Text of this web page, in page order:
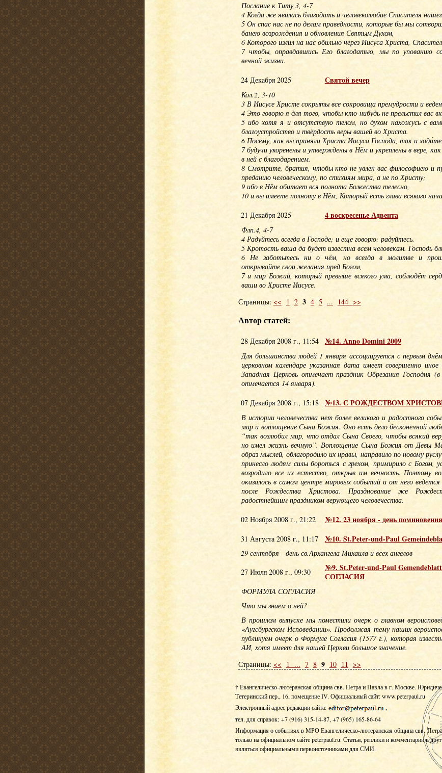
Послание к Титу 3, 4-7
4 Когда же явилась благодать и человеколюбие Спасителя
5 Он спас нас не по делам праведности, которые бы мы
банею возрождения и обновления Святым Духом,
6 Которого излил на нас обильно через Иисуса Христа,
7 чтобы, оправдавшись Его благодатью, мы по упованию
вечной жизни.
24 Декабря 2025
Святой вечер
Кол.2, 3-10
3 В Иисусе Христе сокрыты все сокровища премудрости и
4 Это говорю я для того, чтобы кто-нибудь не прельстил вас
5 ибо хотя я и отсутствую телом, но духом нахожусь с
благоустройство и твёрдость веры вашей во Христа.
6 Посему, как вы приняли Христа Иисуса Господа, так и
7 будучи укоренены и утверждены в Нём и укреплены в вере,
в ней с благодарением.
8 Смотрите, братия, чтобы кто не увлёк вас философиею и
преданию человеческому, по стихиям мира, а не по Христу;
9 ибо в Нём обитает вся полнота Божества телесно,
10 и вы имеете полноту в Нём, Который есть глава всякого
21 Декабря 2025
4 воскресенье Адвента
Флп.4, 4-7
4 Радуйтесь всегда в Господе; и еще говорю: радуйтесь.
5 Кротость ваша да будет известна всем человекам. Господь
6 Не заботьтесь ни о чём, но всегда в молитве и
открывайте свои желания пред Богом,
7 и мир Божий, который превыше всякого ума, соблюдёт
ваши во Христе Иисусе.
Страницы: << 1 2 3 4 5 ... 144 >>
Автор статей:
28 Декабря 2008 г., 11:54 №14. Anno Domini 2009
Для большинства людей 1 января ассоциируется с первым
церковном календаре указанная дата имеет совершенно
Западная Церковь отмечает праздник Обрезания Господня
отмечается 14 января).
07 Декабря 2008 г., 15:18
№13. С РОЖДЕСТВОМ
В истории человечества нет более великого и радостного
мир и воплощение Сына Божия. Оно есть дело бесконечной
“так возлюбил мир, что отдал Сына Своего, чтобы всякий
но имел жизнь вечную”. Воплощение Сына Божия от Девы
образ мыслей, облагородило их нравы, направило по новому
принесло людям силы бороться с грехом, примирило с Богом,
возродило все их естество, открыв им вечность. Поэтому
оказалось в самом центре мировых событий и от него
после Рождества Христова. Празднование же
радостнейшим праздником верующего человечества.
02 Ноября 2008 г., 21:22
№12. 23 ноября - день
31 Августа 2008 г., 11:17 №10. St.Peter-und-Paul
29 сентября - день св.Архангела Михаила и всех ангелов
27 Июля 2008 г., 09:30
№9. St.Peter-und-Paul
СОГЛАСИЯ
ФОРМУЛА СОГЛАСИЯ
Что мы знаем о ней?
В прошлом выпуске мы поместили очерк о главном
«Аугсбургском Исповедании». Продолжая тему наших
публикуем очерк о Формуле Согласия (1577 г.), которая
АИ, хотя имеет для нашей Церкви большое значение.
Страницы: << 1 ... 7 8 9 10 11 >>
† Евангелическо-лютеранская община свв. Петра и Павла в г. Москве.
Тетеринский пер., 16, помещение IV. Официальный сайт: www.peterpaul.ru
Электронный адрес редакции сайта:
,
тел. для справок: +7 (916) 315-14-87, +7 (965) 165-86-64
Информация о событиях в МРО Евангелическо-лютеранская община свв.
только на официальном сайте peterpaul.ru. Статьи, реплики и комментарии в
являться официальными первоисточниками для СМИ.